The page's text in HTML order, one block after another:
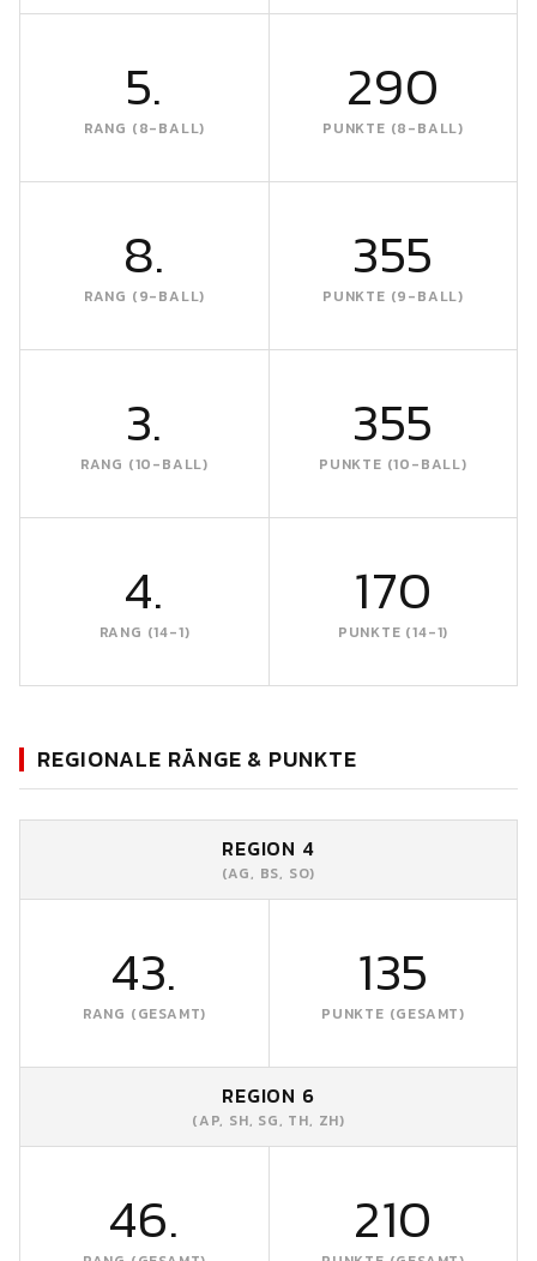
5.
RANG (8-BALL)
290
PUNKTE (8-BALL)
8.
RANG (9-BALL)
355
PUNKTE (9-BALL)
3.
RANG (10-BALL)
355
PUNKTE (10-BALL)
4.
RANG (14-1)
170
PUNKTE (14-1)
REGIONALE RÄNGE & PUNKTE
REGION 4
(AG, BS, SO)
43.
RANG (GESAMT)
135
PUNKTE (GESAMT)
REGION 6
(AP, SH, SG, TH, ZH)
46. 210